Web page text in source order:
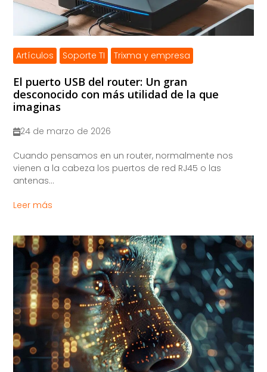
Artículos Soporte TI Trixma y empresa
El puerto USB del router: Un gran
desconocido con más utilidad de la que
imaginas
24 de marzo de 2026
Cuando pensamos en un router, normalmente nos
vienen a la cabeza los puertos de red RJ45 o las
antenas...
Leer más